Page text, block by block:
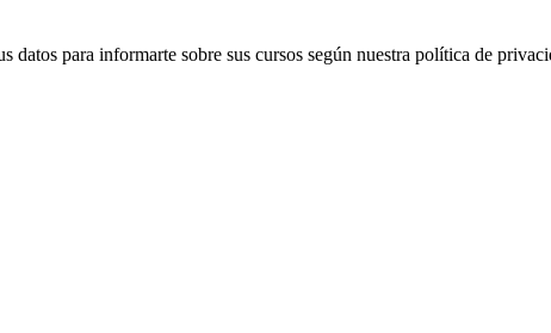
para informarte sobre sus cursos según nuestra política de